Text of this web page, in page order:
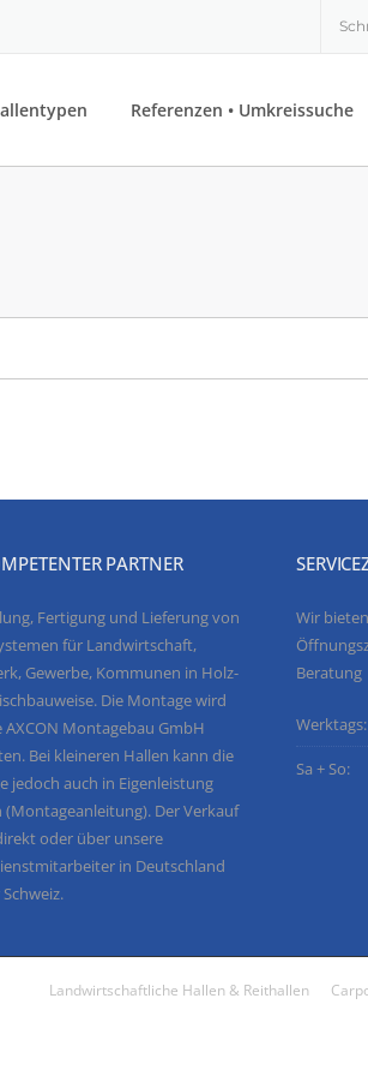
Referenzen • Umkreissuche
PARTNER
Fertigung und Lieferung von
für Landwirtschaft,
Gewerbe, Kommunen in Holz-
Die Montage wird
AXCON Montagebau GmbH
Bei kleineren Hallen kann die
jedoch auch in Eigenleistung
(Montageanleitung). Der Verkauf
oder über unsere
in Deutschland
Wir
Beratung
Werktags:
Sa + So:
Landwirtschaftliche Hallen & Reithallen